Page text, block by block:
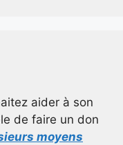
aider à son
de faire un don
moyens